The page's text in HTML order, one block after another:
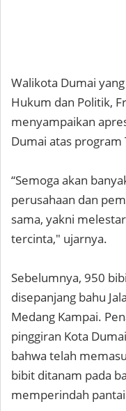
Walikota Dumai
Hukum dan Politik,
menyampaikan
Dumai atas program
“Semoga akan
perusahaan dan
sama, yakni
tercinta," ujarnya.
Sebelumnya, 950
disepanjang bahu
Medang Kampai.
pinggiran Kota
bahwa telah
bibit ditanam pada
memperindah